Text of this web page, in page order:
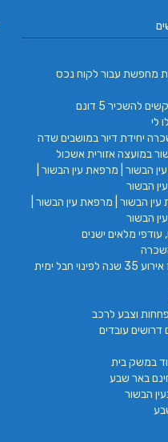
מחפשת עבור לקוח נכס
להשכיר 5 דונם
לי
יחידת דיור במושבים שדה
במועצה אזורית אשכול
הבשור | מרפאת עין הבשור |
הבשור
הבשור | מרפאת עין הבשור |
הבשור
עודפי מלאים ישנים
שינוי קל בלו"ז אירוע 35 שנה לפינוי חבל ימית
וצבע לרכב
דרושים עובדים
במשק בית
באר שבע
הבשור
טכנאי מזגנים | מתקין מזגנים
מזגנים